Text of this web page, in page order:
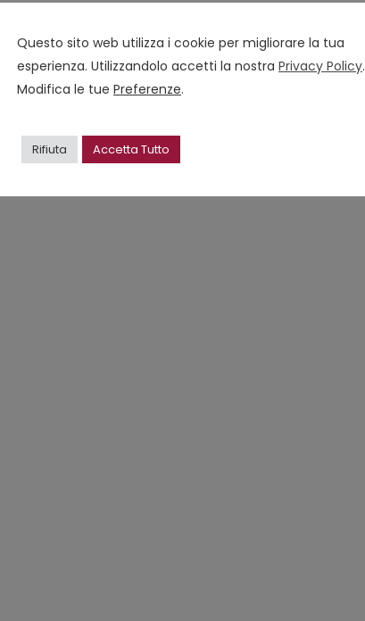
Questo sito web utilizza i cookie per migliorare la tua
esperienza. Utilizzandolo accetti la nostra Privacy Policy.
Modifica le tue Preferenze.
Rifiuta Accetta Tutto